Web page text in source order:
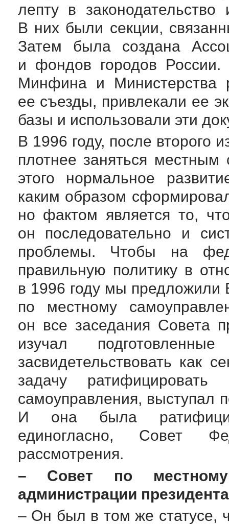
лепту в
В них были секции,
Затем была создана
и фондов городов России.
Минфина и Министерства
ее съезды, привлекали ее
базы и использовали эти
В 1996 году, после второго
плотнее заняться местным
этого нормальное
каким образом
но фактом является то,
он последовательно и
проблемы. Чтобы на
правильную политику в
в 1996 году мы предложили
по местному
он все заседания Совета
изучал
засвидетельствовать как
задачу
самоуправления, выступал
И она была
единогласно, Совет
рассмотрения.
– Совет по
администрации
– Он был в том же статусе,